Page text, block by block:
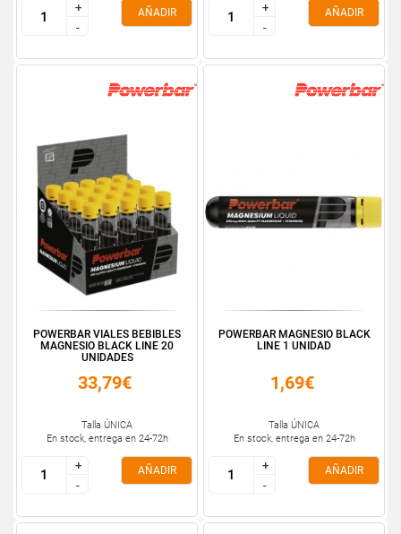
+
-
+
-
AÑADIR
+
-
+
-
AÑADIR
POWERBAR VIALES BEBIBLES
MAGNESIO BLACK LINE 20
UNIDADES
33,79€
Talla ÚNICA
En stock, entrega en 24-72h
+
-
+
-
AÑADIR
POWERBAR MAGNESIO BLACK
LINE 1 UNIDAD
1,69€
Talla ÚNICA
En stock, entrega en 24-72h
+
-
+
-
AÑADIR